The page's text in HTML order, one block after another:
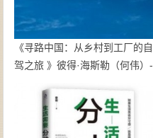
《寻路中国：从乡村到工厂的自
驾之旅 》彼得·海斯勒（何伟）-